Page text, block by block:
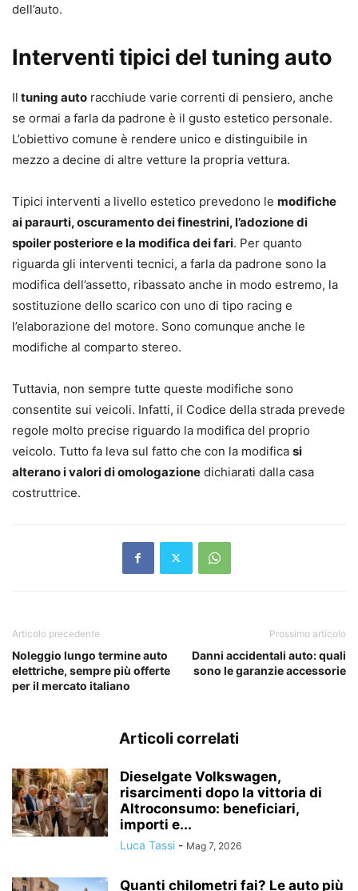
dell’auto.
Interventi tipici del tuning auto
Il tuning auto racchiude varie correnti di pensiero, anche
se ormai a farla da padrone è il gusto estetico personale.
L’obiettivo comune è rendere unico e distinguibile in
mezzo a decine di altre vetture la propria vettura.
Tipici interventi a livello estetico prevedono le modifiche
ai paraurti, oscuramento dei finestrini, l’adozione di
spoiler posteriore e la modifica dei fari. Per quanto
riguarda gli interventi tecnici, a farla da padrone sono la
modifica dell’assetto, ribassato anche in modo estremo, la
sostituzione dello scarico con uno di tipo racing e
l’elaborazione del motore. Sono comunque anche le
modifiche al comparto stereo.
Tuttavia, non sempre tutte queste modifiche sono
consentite sui veicoli. Infatti, il Codice della strada prevede
regole molto precise riguardo la modifica del proprio
veicolo. Tutto fa leva sul fatto che con la modifica si
alterano i valori di omologazione dichiarati dalla casa
costruttrice.
Articolo precedente
Noleggio lungo termine auto
elettriche, sempre più offerte
per il mercato italiano
Prossimo articolo
Danni accidentali auto: quali
sono le garanzie accessorie
Articoli correlati
Dieselgate Volkswagen,
risarcimenti dopo la vittoria di
Altroconsumo: beneficiari,
importi e...
Luca Tassi - Mag 7, 2026
Quanti chilometri fai? Le auto più